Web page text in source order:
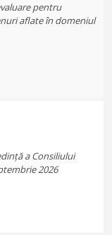
pentru
aflate în domeniul
a Consiliului
2026